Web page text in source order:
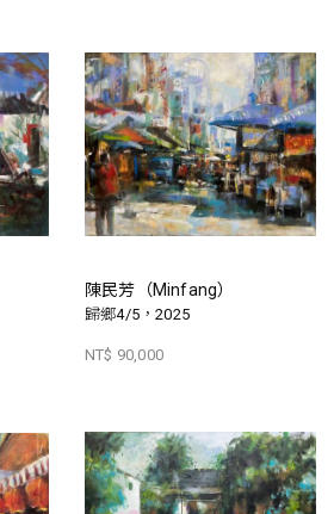
陳民芳（Minfang）
歸鄉4/5，2025
NT$ 90,000